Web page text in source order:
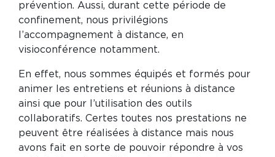
prévention. Aussi, durant cette période de
confinement, nous privilégions
l’accompagnement à distance, en
visioconférence notamment.
En effet, nous sommes équipés et formés pour
animer les entretiens et réunions à distance
ainsi que pour l’utilisation des outils
collaboratifs. Certes toutes nos prestations ne
peuvent être réalisées à distance mais nous
avons fait en sorte de pouvoir répondre à vos